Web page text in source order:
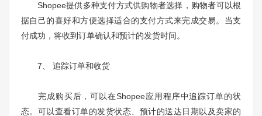
Shopee提供多种支付方式供购物者选择，购物者可以根
据自己的喜好和方便选择适合的支付方式来完成交易。当支
付成功，将收到订单确认和预计的发货时间。
7、 追踪订单和收货
完成购买后，可以在Shopee应用程序中追踪订单的状
态。可以查看订单的发货状态、预计的送达日期以及卖家的